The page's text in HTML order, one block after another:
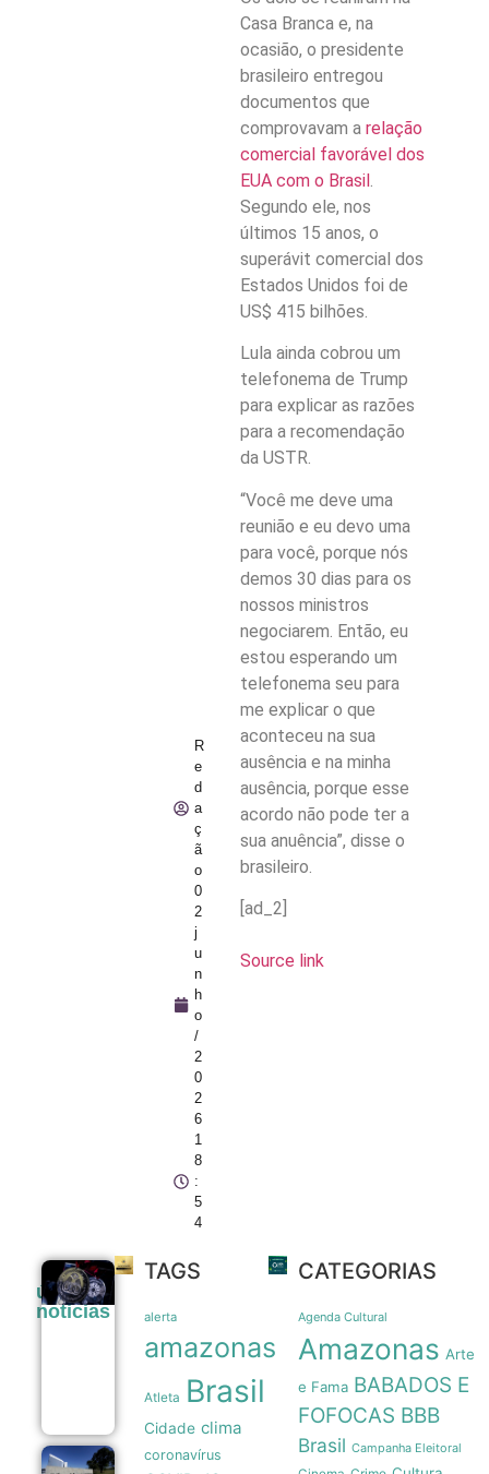
R
e
d
a
ç
ã
o
0
2
j
u
n
h
o
/
2
0
2
6
1
8
:
5
4
Casa Branca e, na
ocasião, o presidente
brasileiro entregou
documentos que
comprovavam arelação
comercial favorável dos
EUA com o Brasil.
Segundo ele, nos
últimos 15 anos, o
superávit comercial dos
Estados Unidos foi de
US$ 415 bilhões.
Lula ainda cobrou um
telefonema de Trump
para explicar as razões
para a recomendação
da USTR.
“Você me deve uma
reunião e eu devo uma
para você, porque nós
demos 30 dias para os
nossos ministros
negociarem. Então, eu
estou esperando um
telefonema seu para
me explicar o que
aconteceu na sua
ausência e na minha
ausência, porque esse
acordo não pode ter a
sua anuência”, disse o
brasileiro.
[ad_2]
Source link
últimas
noticias
Legado
a trajetória
medalha do
07/08
TAGS
alerta
amazonas
Atleta Brasil
Cidade clima
coronavírus
CATEGORIAS
Agenda Cultural
Amazonas Arte
e Fama BABADOS E
FOFOCAS BBB
Brasil Campanha Eleitoral